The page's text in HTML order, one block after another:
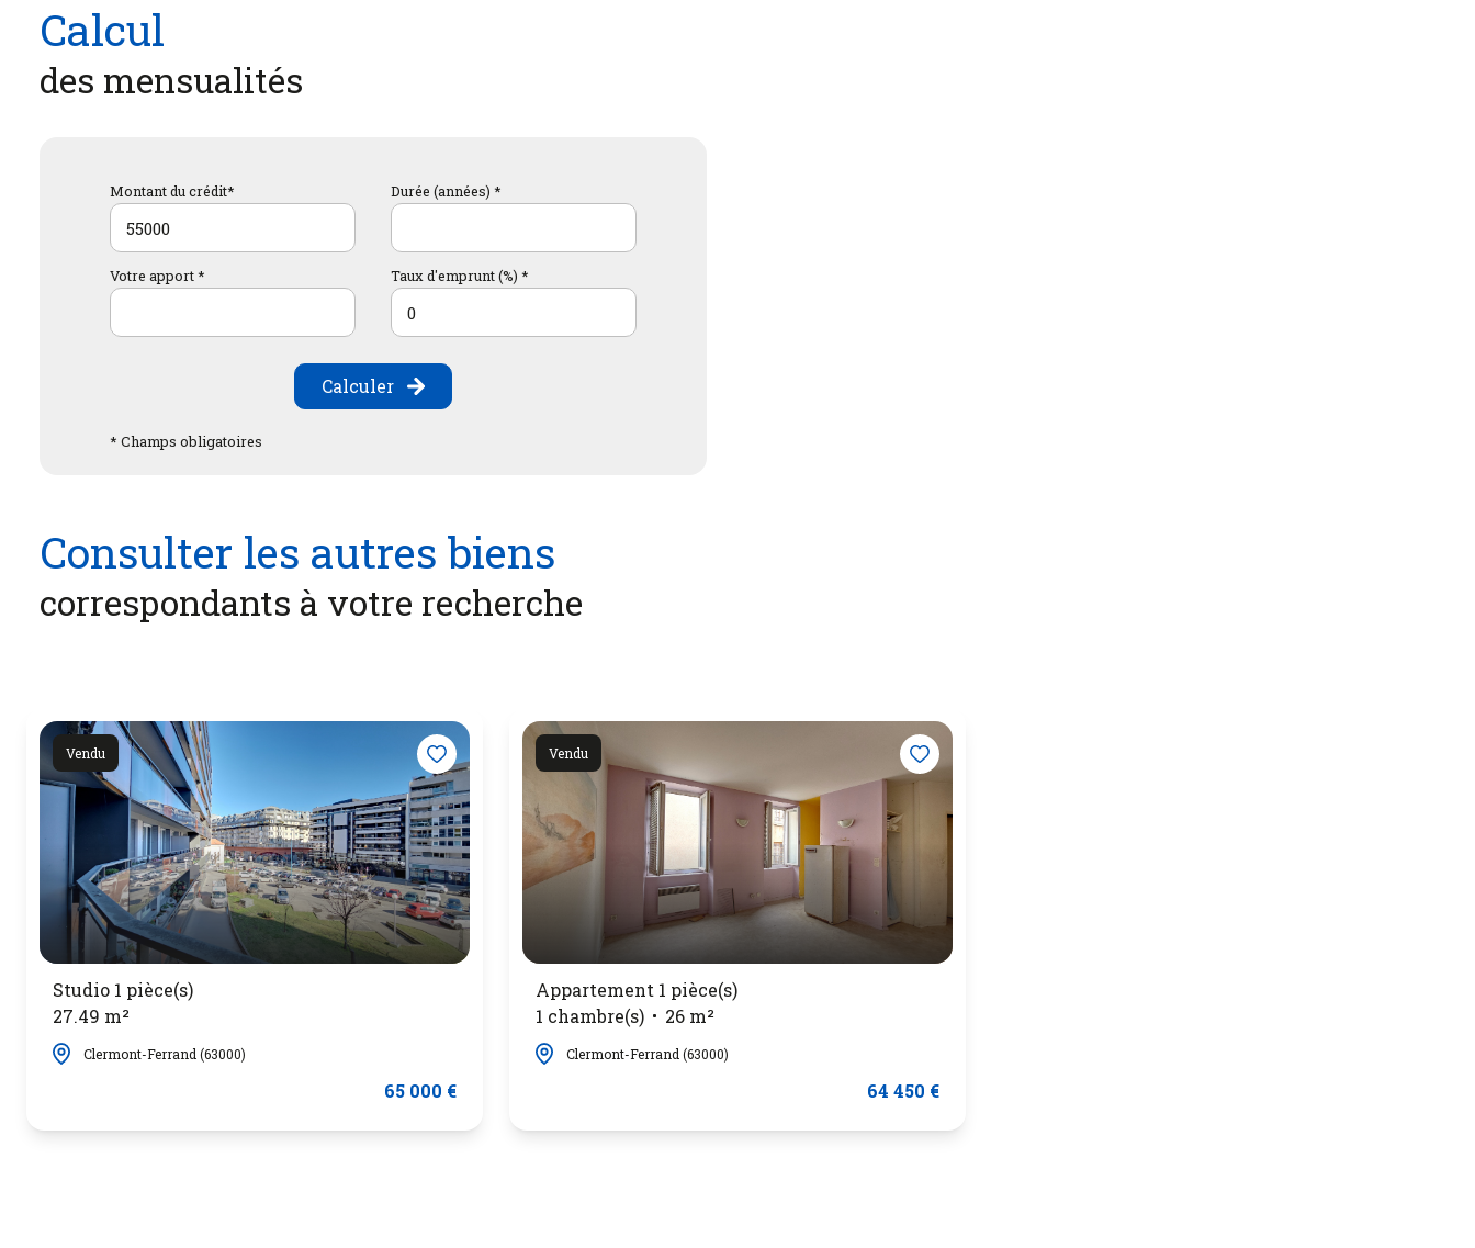
Calcul
des mensualités
Montant du crédit* Durée (années) *
Votre apport * Taux d'emprunt (%) *
Calculer
* Champs obligatoires
Consulter les autres biens
correspondants à votre recherche
Vendu
Studio 1 pièce(s)
27.49 m²
Clermont-Ferrand (63000)
65 000 €
Vendu
Appartement 1 pièce(s)
1 chambre(s)
26 m²
Clermont-Ferrand (63000)
64 450 €